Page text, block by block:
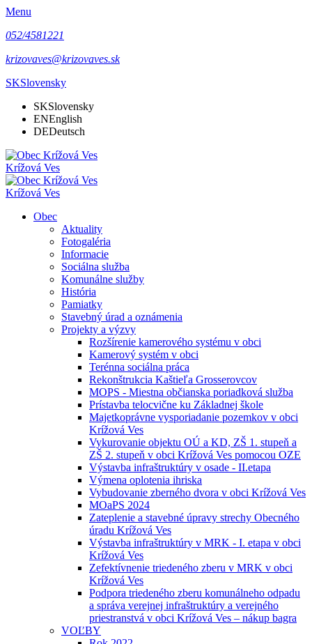
Menu
052/4581221
krizovaves@krizovaves.sk
SKSlovensky
SKSlovensky
ENEnglish
DEDeutsch
Krížová Ves
Krížová Ves
Obec
Aktuality
Fotogaléria
Informacie
Sociálna služba
Komunálne služby
História
Pamiatky
Stavebný úrad a oznámenia
Projekty a výzvy
Rozšírenie kamerového systému v obci
Kamerový systém v obci
Terénna sociálna práca
Rekonštrukcia Kaštieľa Grosserovcov
MOPS - Miestna občianska poriadková služba
Prístavba telocvične ku Základnej škole
Majetkoprávne vysporiadanie pozemkov v obci
Krížová Ves
Vykurovanie objektu OÚ a KD, ZŠ 1. stupeň a
ZŠ 2. stupeň v obci Krížová Ves pomocou OZE
Výstavba infraštruktúry v osade - II.etapa
Výmena oplotenia ihriska
Vybudovanie zberného dvora v obci Krížová Ves
MOaPS 2024
Zateplenie a stavebné úpravy strechy Obecného
úradu Krížová Ves
Výstavba infraštruktúry v MRK - I. etapa v obci
Krížová Ves
Zefektívnenie triedeného zberu v MRK v obci
Krížová Ves
Podpora triedeného zberu komunálneho odpadu
a správa verejnej infraštruktúry a verejného
priestranstvá v obci Krížová Ves – nákup bagra
VOĽBY